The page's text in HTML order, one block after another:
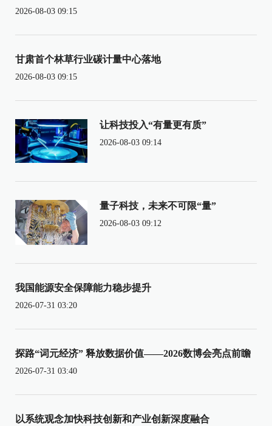
2026-08-03 09:15
甘肃首个林草行业碳计量中心落地
2026-08-03 09:15
让科技投入“有量更有质”
2026-08-03 09:14
量子科技，未来不可限“量”
2026-08-03 09:12
我国能源安全保障能力稳步提升
2026-07-31 03:20
探路“词元经济” 释放数据价值——2026数博会亮点前瞻
2026-07-31 03:40
以系统观念加快科技创新和产业创新深度融合